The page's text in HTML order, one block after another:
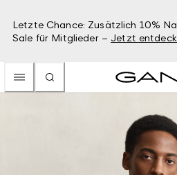
Letzte Chance: Zusätzlich 10%
Sale für Mitglieder – Jetzt